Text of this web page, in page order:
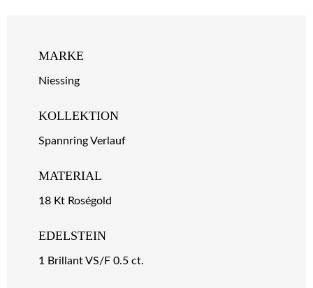
MARKE
Niessing
KOLLEKTION
Spannring Verlauf
MATERIAL
18 Kt Roségold
EDELSTEIN
1 Brillant VS/F 0.5 ct.